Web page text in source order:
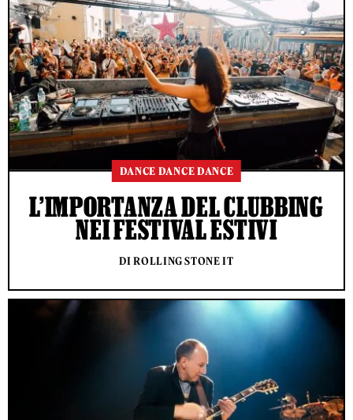
DANCE DANCE DANCE
L’IMPORTANZA DEL CLUBBING
NEI FESTIVAL ESTIVI
DI ROLLING STONE IT